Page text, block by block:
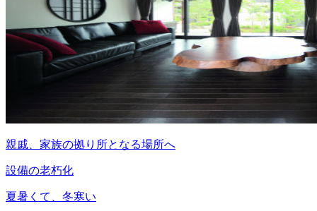
親戚、家族の拠り所となる場所へ
設備の老朽化
夏暑くて、冬寒い